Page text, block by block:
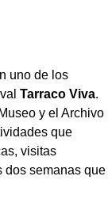
uno de los
Tarraco Viva.
y el Archivo
que
visitas
dos semanas que